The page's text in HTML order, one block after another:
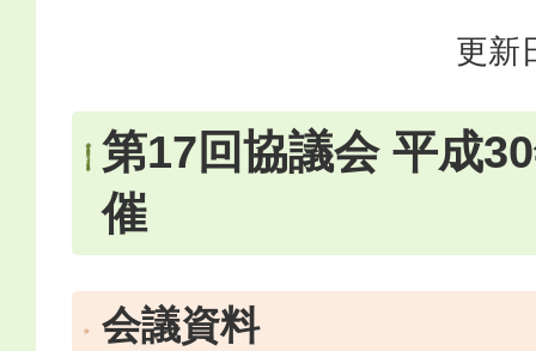
更新
第17回協議会 平成
催
会議資料